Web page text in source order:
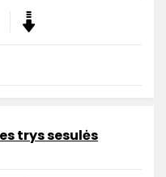
trys sesulės